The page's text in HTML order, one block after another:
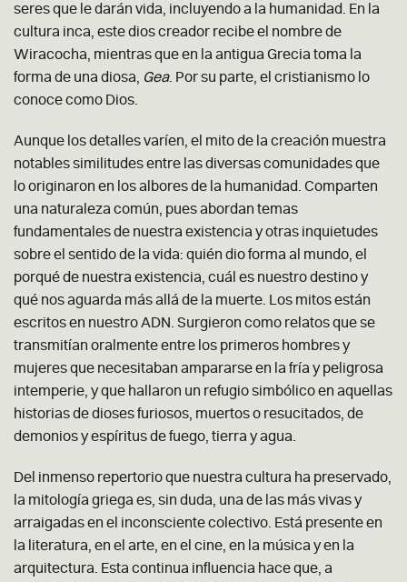
seres que le darán vida, incluyendo a la humanidad. En la
cultura inca, este dios creador recibe el nombre de
Wiracocha , mientras que en la antigua Grecia toma la
forma de una diosa,
Gea. Por su parte, el cristianismo lo
conoce como Dios
Aunque los detalles varíen, el mito de la creación muestra
notables similitudes entre las diversas comunidades que
lo originaron en los albores de la humanidad. Comparten
una naturaleza común, pues abordan temas
fundamentales de nuestra existencia y otras inquietudes
sobre el sentido de la vida: quién dio forma al mundo, el
porqué de nuestra existencia, cuál es nuestro destino y
qué nos aguarda más allá de la muerte. Los mitos están
escritos en nuestro ADN. Surgieron como relatos que se
transmitían oralmente entre los primeros hombres y
mujeres que necesitaban ampararse en la fría y peligrosa
intemperie, y que hallaron un refugio simbólico en aquellas
historias de dioses furiosos, muertos o resucitados, de
demonios y espíritus de fuego, tierra y agua.
Del inmenso repertorio que nuestra cultura ha preservado,
la mitología griega es, sin duda, una de las más vivas y
arraigadas en el inconsciente colectivo. Está presente en
la literatura, en el arte, en el cine, en la música y en la
arquitectura. Esta continua influencia hace que, a